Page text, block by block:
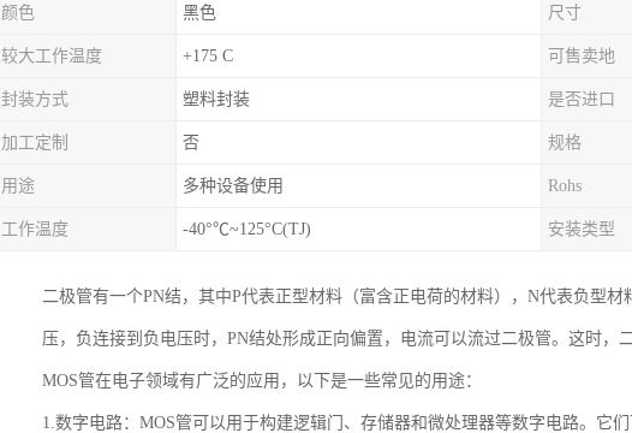
颜色 黑色 尺寸
较大工作温度 +175 C 可售卖地
封装方式 塑料封装 是否进口
加工定制 否 规格
用途 多种设备使用 Rohs
工作温度 -40°℃~125°C(TJ) 安装类型
二极管有一个PN结，其中P代表正型材料（富含正电荷的材料），N代表负型
压，负连接到负电压时，PN结处形成正向偏置，电流可以流过二极管。这时，
MOS管在电子领域有广泛的应用，以下是一些常见的用途：
1.数字电路：MOS管可以用于构建逻辑门、存储器和微处理器等数字电路。它